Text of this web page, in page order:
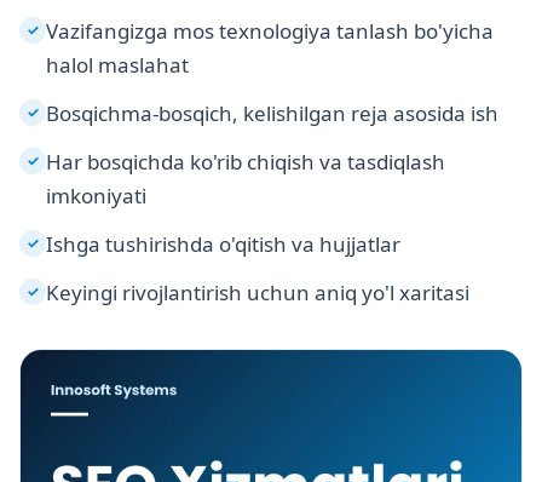
✓ Vazifangizga mos texnologiya tanlash bo'yicha
halol maslahat
✓ Bosqichma-bosqich, kelishilgan reja asosida ish
✓ Har bosqichda ko'rib chiqish va tasdiqlash
imkoniyati
✓ Ishga tushirishda o'qitish va hujjatlar
✓ Keyingi rivojlantirish uchun aniq yo'l xaritasi